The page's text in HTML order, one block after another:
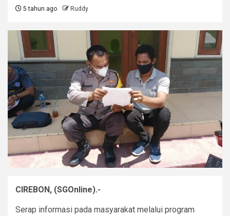
5 tahun ago Ruddy
CIREBON, (SGOnline).-
Serap informasi pada masyarakat melalui program